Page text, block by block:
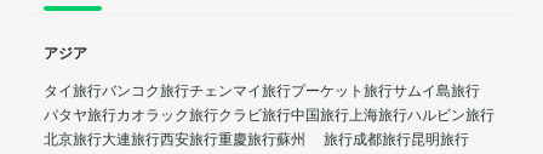
アジア
タイ旅行バンコク旅行チェンマイ旅行プーケット旅行サムイ島旅行
パタヤ旅行カオラック旅行クラビ旅行中国旅行上海旅行ハルビン旅行
北京旅行大連旅行西安旅行重慶旅行蘇州 旅行成都旅行昆明旅行